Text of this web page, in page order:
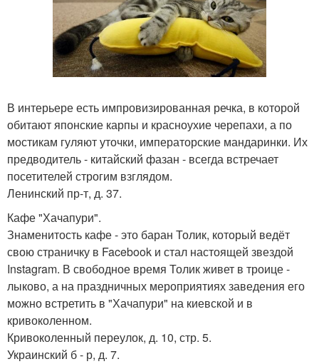
В интерьере есть импровизированная речка, в которой
обитают японские карпы и красноухие черепахи, а по
мостикам гуляют уточки, императорские мандаринки. Их
предводитель - китайский фазан - всегда встречает
посетителей строгим взглядом.
Ленинский пр-т, д. 37.
Кафе "Хачапури".
Знаменитость кафе - это баран Толик, который ведёт
свою страничку в Facebook и стал настоящей звездой
Instagram. В свободное время Толик живет в троице -
лыково, а на праздничных мероприятиях заведения его
можно встретить в "Хачапури" на киевской и в
кривоколенном.
Кривоколенный переулок, д. 10, стр. 5.
Украинский б - р, д. 7.